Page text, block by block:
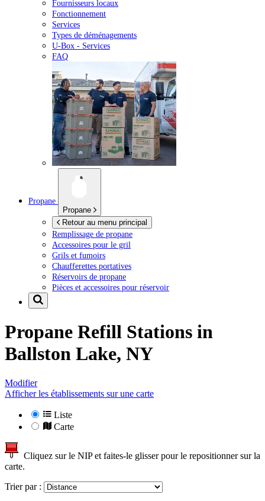
Fournisseurs locaux
Fonctionnement
Services
Types de déménagements
U-Box - Services
FAQ
Propane
Propane
Retour au menu principal
Remplissage de propane
Accessoires pour le gril
Grils et fumoirs
Chaufferettes portatives
Réservoirs de propane
Pièces et accessoires pour réservoir
Propane Refill Stations in
Ballston Lake, NY
Modifier
Afficher les établissements sur une carte
Liste
Carte
Cliquez sur le NIP et faites-le glisser pour le repositionner sur la
carte.
Trier par :